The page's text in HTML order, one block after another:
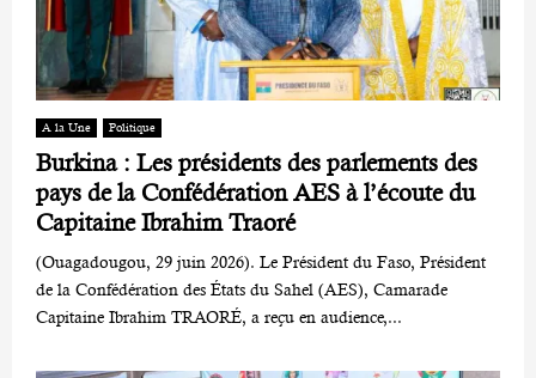
A la Une Politique
Burkina : Les présidents des parlements des
pays de la Confédération AES à l’écoute du
Capitaine Ibrahim Traoré
(Ouagadougou, 29 juin 2026). Le Président du Faso, Président
de la Confédération des États du Sahel (AES), Camarade
Capitaine Ibrahim TRAORÉ, a reçu en audience,...